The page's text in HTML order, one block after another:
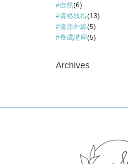
自然(6)
資格取得(13)
遠赤外線(5)
養成講座(5)
Archives